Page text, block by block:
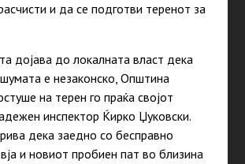
и да се подготви теренот за
дојава до локалната власт дека
е незаконско, Општина
на терен го праќа својот
инспектор Ќирко Џуковски.
дека заедно со бесправно
и новиот пробиен пат во близина